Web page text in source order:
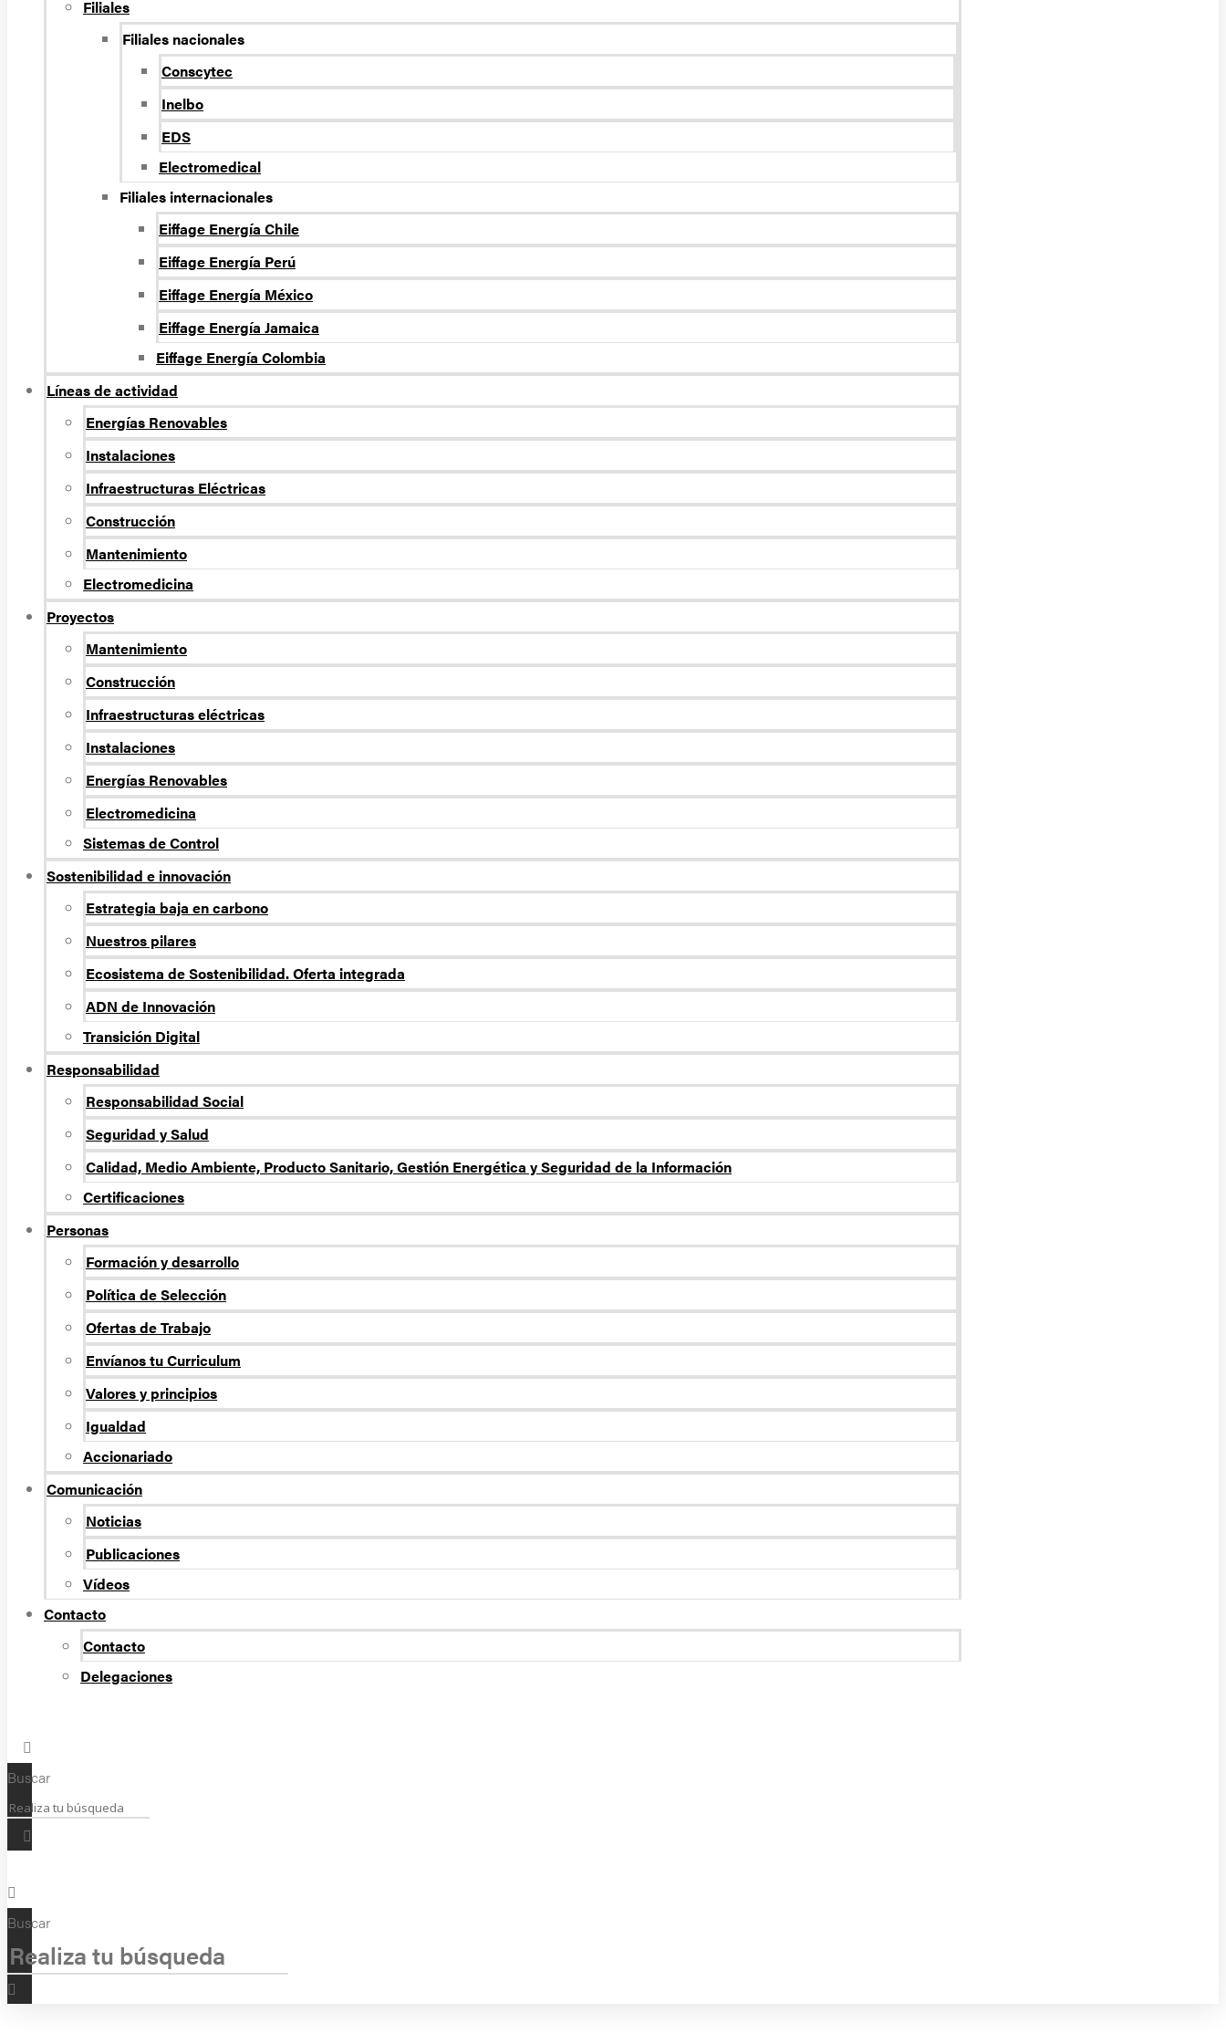
Filiales
Filiales nacionales
Conscytec
Inelbo
EDS
Electromedical
Filiales internacionales
Eiffage Energía Chile
Eiffage Energía Perú
Eiffage Energía México
Eiffage Energía Jamaica
Eiffage Energía Colombia
Líneas de actividad
Energí­as Renovables
Instalaciones
Infraestructuras Eléctricas
Construcción
Mantenimiento
Electromedicina
Proyectos
Mantenimiento
Construcción
Infraestructuras eléctricas
Instalaciones
Energías Renovables
Electromedicina
Sistemas de Control
Sostenibilidad e innovación
Estrategia baja en carbono
Nuestros pilares
Ecosistema de Sostenibilidad. Oferta integrada
ADN de Innovación
Transición Digital
Responsabilidad
Responsabilidad Social
Seguridad y Salud
Calidad, Medio Ambiente, Producto Sanitario, Gestión Energética y Seguridad de la Información
Certificaciones
Personas
Formación y desarrollo
Política de Selección
Ofertas de Trabajo
Envíanos tu Curriculum
Valores y principios
Igualdad
Accionariado
Comunicación
Noticias
Publicaciones
Vídeos
Contacto
Contacto
Delegaciones
Buscar
Buscar